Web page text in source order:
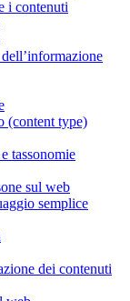
i contenuti
(content type)
tassonomie
sul web
semplice
dei contenuti